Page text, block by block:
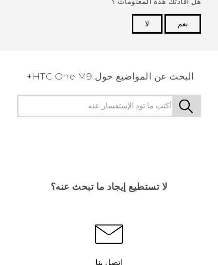
نعم
لا
البحث عن المواضيع حول HTC One M9+
لا تستطيع إيجاد ما تبحث عنه؟
اتصل بنا